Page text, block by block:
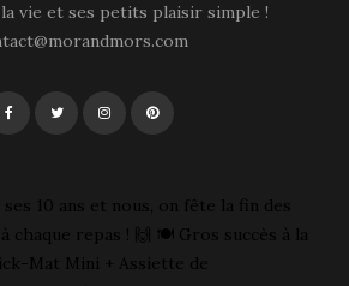
la vie et ses petits plaisir simple !